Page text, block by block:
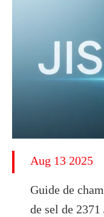
Aug 13 2025
Guide de
de sel de